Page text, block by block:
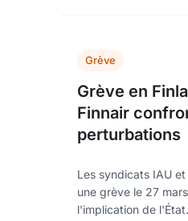
Grève
Grève en
Finnair
perturbations
Les syndicats IAU
une grève le 27
l'implication de l'État.